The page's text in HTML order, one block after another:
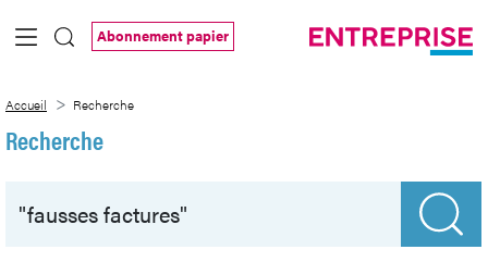
Saut au contenu principal
Abonnement papier
Accueil Recherche
Recherche